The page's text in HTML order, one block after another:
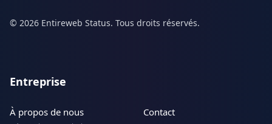
© 2026 Entireweb Status. Tous droits réservés.
Entreprise
À propos de nous Contact